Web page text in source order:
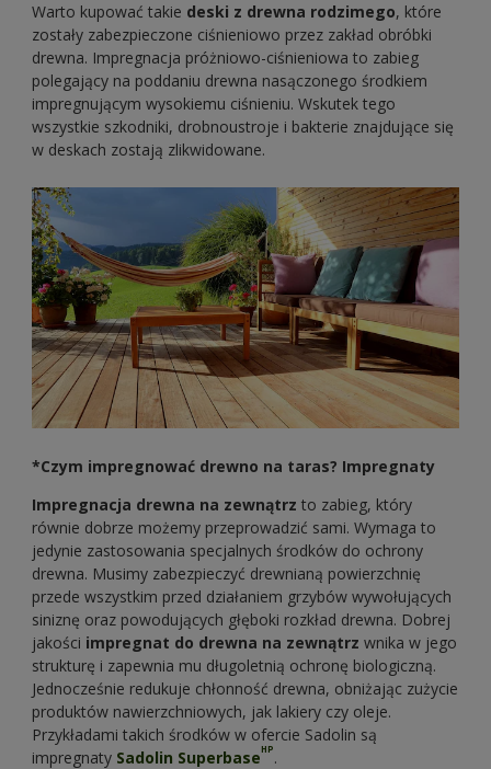
Warto kupować takie deski z drewna rodzimego, które
zostały zabezpieczone ciśnieniowo przez zakład obróbki
drewna. Impregnacja próżniowo-ciśnieniowa to zabieg
polegający na poddaniu drewna nasączonego środkiem
impregnującym wysokiemu ciśnieniu. Wskutek tego
wszystkie szkodniki, drobnoustroje i bakterie znajdujące się
w deskach zostają zlikwidowane.
*Czym impregnować drewno na taras? Impregnaty
Impregnacja drewna na zewnątrz to zabieg, który
równie dobrze możemy przeprowadzić sami. Wymaga to
jedynie zastosowania specjalnych środków do ochrony
drewna. Musimy zabezpieczyć drewnianą powierzchnię
przede wszystkim przed działaniem grzybów wywołujących
siniznę oraz powodujących głęboki rozkład drewna. Dobrej
jakości impregnat do drewna na zewnątrz wnika w jego
strukturę i zapewnia mu długoletnią ochronę biologiczną.
Jednocześnie redukuje chłonność drewna, obniżając zużycie
produktów nawierzchniowych, jak lakiery czy oleje.
Przykładami takich środków w ofercie Sadolin są
impregnaty Sadolin SuperbaseHP.